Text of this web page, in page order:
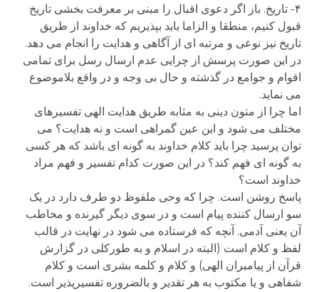
۴- تاریخ. باز اگر دعوی اقبال را مبنی بر معرفت بخشی تاریخ
قبول کنیم، منطقا و الزاما باید بپذیریم که خداوند از طریق
تاریخ نیز نوعی و مرتبه ای از آگاهی و هدایت را انجام می دهد.
در این صورت پرسش از چرایی عدم ارسال رسل برای تمامی
اقوام و جوامع در گذشته و حال بی وجه و در واقع بلاموضوع
می نماید.
اما چرا از متون دینی به مثابه طریق هدایت الهی تفسیرهای
مختلف می شود و این عین گمراهی است و نه هدایت؟ می
توان پرسید چرا باید کلام خداوند به گونه ای باشد که هر کسی
به گونه ای فهم کند؟ در این صورت کدام تفسیر و فهم مراد
خداوند است؟
پاسخ روشن است. چرا که وحی ملفوظ دو طرف دارد در یک
سو ارسال کننده پیام است و در سوی دیگر گیرنده و مخاطب
آن یعنی آدمی. آنچه که فرستاده می شود در نهایت در قالب
لفظ و کلام است (البته در اسلام و به طورکلی در گزارش
قرآن از پیامبران الهی) و کلام و کلمه بشری است و کلام
شفاهی و یا مکتوب به هر تقدیر و بالضروره تفسیرپذیر است.